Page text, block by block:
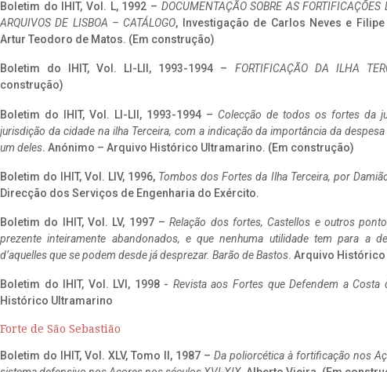
Boletim do IHIT, Vol. L, 1992 – DOCUMENTAÇÃO SOBRE AS
ARQUIVOS DE LISBOA – CATÁLOGO, Investigação de Carlos Neves e
Artur Teodoro de Matos. (Em construção)
Boletim do IHIT, Vol. LI-LII, 1993-1994 – FORTIFICAÇÃO DA ILHA
construção)
Boletim do IHIT, Vol. LI-LII, 1993-1994 – Colecção de todos os fortes da
jurisdição da cidade na ilha Terceira, com a indicação da importância da
um deles. Anónimo – Arquivo Histórico Ultramarino. (Em construção)
Boletim do IHIT, Vol. LIV, 1996, Tombos dos Fortes da Ilha Terceira, por
Direcção dos Serviços de Engenharia do Exército.
Boletim do IHIT, Vol. LV, 1997 –Relação dos fortes, Castellos e outros
prezente inteiramente abandonados, e que nenhuma utilidade tem para a
d’aquelles que se podem desde já desprezar. Barão de Bastos. Arquivo Histórico
Boletim do IHIT, Vol. LVI, 1998 - Revista aos Fortes que Defendem a Costa
Histórico Ultramarino
Forte de São Sebastião
Boletim do IHIT, Vol. XLV, Tomo II, 1987 – Da poliorcética à fortificação nos